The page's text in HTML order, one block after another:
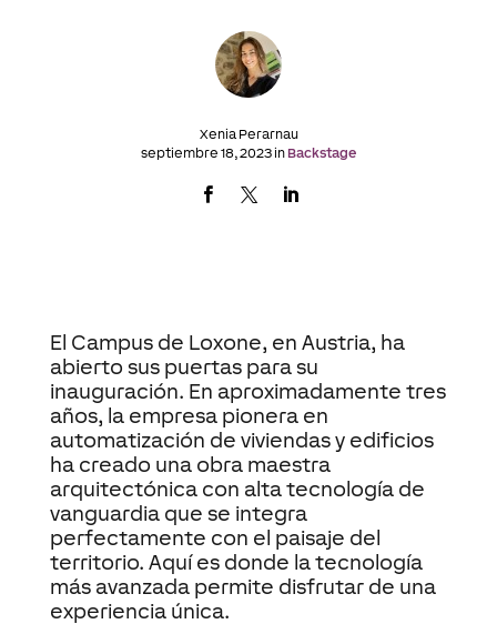
Xenia Perarnau
septiembre 18, 2023 inBackstage
El Campus de Loxone, en Austria, ha
abierto sus puertas para su
inauguración. En aproximadamente tres
años, la empresa pionera en
automatización de viviendas y edificios
ha creado una obra maestra
arquitectónica con alta tecnología de
vanguardia que se integra
perfectamente con el paisaje del
territorio. Aquí es donde la tecnología
más avanzada permite disfrutar de una
experiencia única.